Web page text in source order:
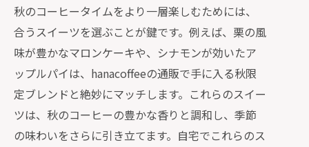
秋のコーヒータイムをより一層楽しむためには、
合うスイーツを選ぶことが鍵です。例えば、栗の風
味が豊かなマロンケーキや、シナモンが効いたア
ップルパイは、hanacoffeeの通販で手に入る秋限
定ブレンドと絶妙にマッチします。これらのスイー
ツは、秋のコーヒーの豊かな香りと調和し、季節
の味わいをさらに引き立てます。自宅でこれらのス